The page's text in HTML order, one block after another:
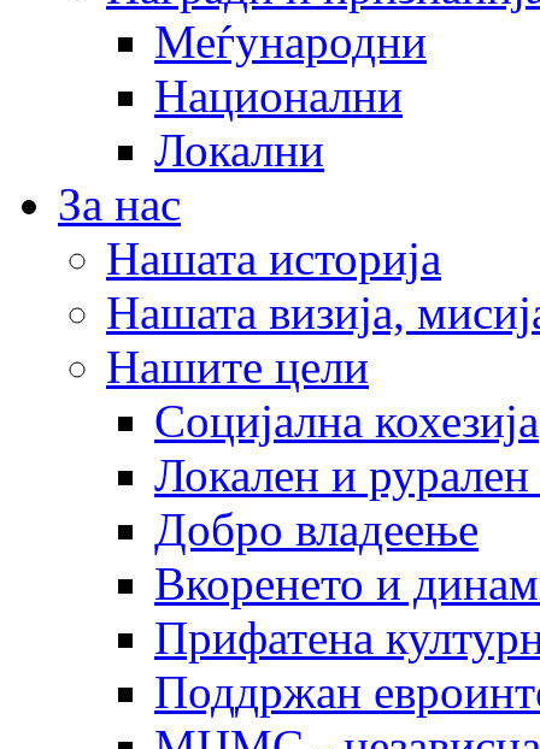
Меѓународни
Национални
Локални
За нас
Нашата историја
Нашата визија,
Нашите цели
Социјална кохезија
Локален и рурален
Добро владеење
Вкоренето и
Прифатена
Поддржан